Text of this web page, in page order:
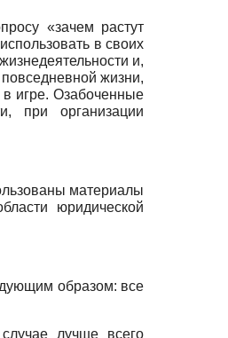
«зачем растут
в своих
и,
жизни,
в игре. Озабоченные
при организации
материалы
юридической
образом: все
лучше всего